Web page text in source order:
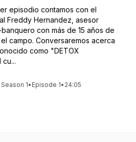
episodio contamos con el
Freddy Hernandez, asesor
con más de 15 años de
campo. Conversaremos acerca
como "DETOX
cu...
Season 1• Episode 1• 24:05